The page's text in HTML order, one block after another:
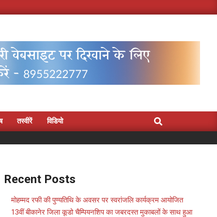
तस्वीरें विडियो Search
Recent Posts
मोहम्मद रफी की पुण्यतिथि के अवसर पर स्वरांजलि कार्यक्रम आयोजित
13वीं बीकानेर जिला कूडो चैम्पियनशिप का जबरदस्त मुकाबलों के साथ हुआ